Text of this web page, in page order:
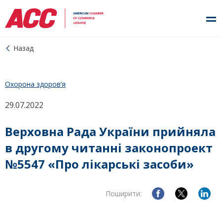
Назад
29.07.2022
Охорона здоров’я
Верховна Рада України прийняла
в другому читанні законопроект
№5547 «Про лікарські засоби»
Поширити: